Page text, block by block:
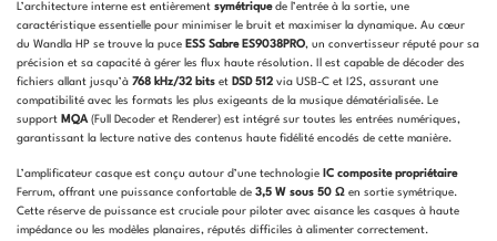
L’architecture interne est entièrement symétriquede l’entrée à la sortie, une
caractéristique essentielle pour minimiser le bruit et maximiser la dynamique. Au cœur
du Wandla HP se trouve la puce ESS Sabre ES9038PRO, un convertisseur réputé pour sa
précision et sa capacité à gérer les flux haute résolution. Il est capable de décoder des
fichiers allant jusqu’à 768 kHz/32 bits et DSD 512 via USB-C et I2S, assurant une
compatibilité avec les formats les plus exigeants de la musique dématérialisée. Le
support MQA(Full Decoder et Renderer) est intégré sur toutes les entrées numériques,
garantissant la lecture native des contenus haute fidélité encodés de cette manière.
L’amplificateur casque est conçu autour d’une technologie IC composite propriétaire
Ferrum, offrant une puissance confortable de 3,5 W sous 50 Ω en sortie symétrique.
Cette réserve de puissance est cruciale pour piloter avec aisance les casques à haute
impédance ou les modèles planaires, réputés difficiles à alimenter correctement.